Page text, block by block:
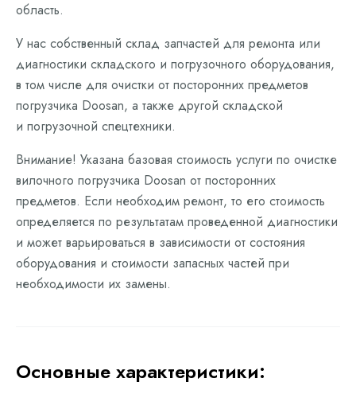
область.
У нас собственный склад запчастей для ремонта или
диагностики складского и погрузочного оборудования,
в том числе для очистки от посторонних предметов
погрузчика Doosan, а также другой складской
и погрузочной спецтехники.
Внимание! Указана базовая стоимость услуги по очистке
вилочного погрузчика Doosan от посторонних
предметов. Если необходим ремонт, то его стоимость
определяется по результатам проведенной диагностики
и может варьироваться в зависимости от состояния
оборудования и стоимости запасных частей при
необходимости их замены.
Основные характеристики: